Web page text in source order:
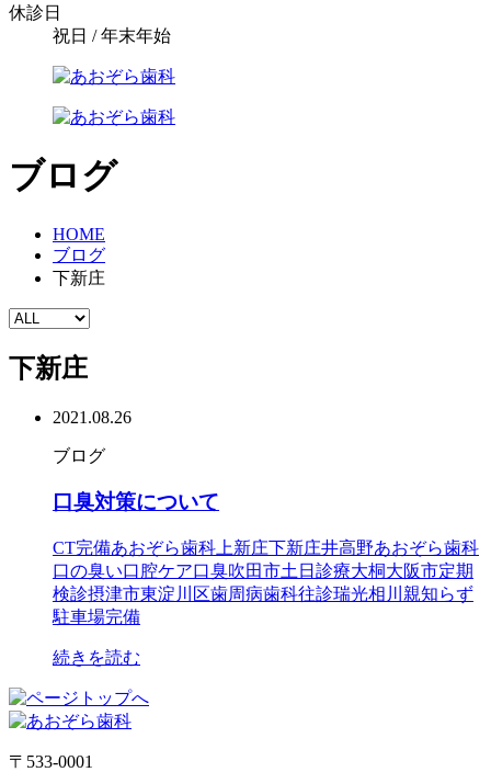
休診日
祝日 / 年末年始
ブログ
HOME
ブログ
下新庄
下新庄
2021.08.26
ブログ
口臭対策について
CT完備あおぞら歯科 上新庄下新庄井高野あおぞら歯科
口の臭い口腔ケア口臭吹田市土日診療大桐大阪市定期
検診摂津市東淀川区歯周病歯科往診瑞光相川 親知らず
駐車場完備
続きを読む
〒533-0001